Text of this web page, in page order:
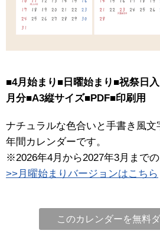
■4月始まり■日曜始まり■祝祭日
月分■A3縦サイズ■PDF■印刷用
ナチュラルな色合いと手書き風
年間カレンダーです。
※2026年4月から2027年3月まで
>>月曜始まりバージョンはこちら
このカレンダーを無料